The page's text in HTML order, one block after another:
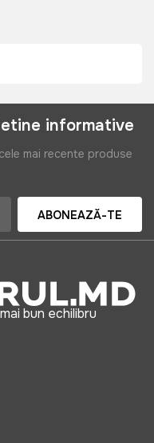
informative
mai recente produse
ABONEAZĂ-TE
bun echilibru